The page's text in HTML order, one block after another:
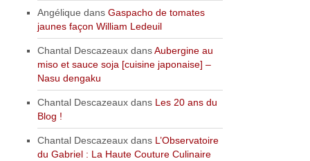
Angélique dansGaspacho de tomates
jaunes façon William Ledeuil
Chantal Descazeaux dansAubergine au
miso et sauce soja [cuisine japonaise] –
Nasu dengaku
Chantal Descazeaux dans Les 20 ans du
Blog !
Chantal Descazeaux dans L’Observatoire
du Gabriel : La Haute Couture Culinaire